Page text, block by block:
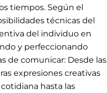
tiempos. Según el
técnicas del
del individuo en
y perfeccionando
de comunicar: Desde las
expresiones creativas
hasta las